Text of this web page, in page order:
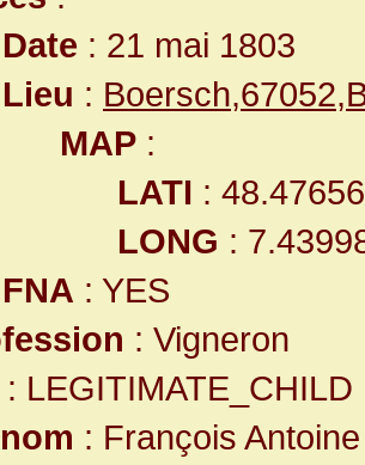
Date : 21 mai 1803
Lieu :
MAP :
LATI :
LONG :
FNA : YES
: Vigneron
: LEGITIMATE_CHILD
: François Antoine